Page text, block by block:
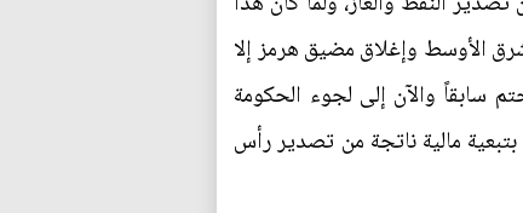
الأوسط وإغلاق مضيق هرمز إلا
سابقاً والآن إلى لجوء الحكومة
مالية ناتجة من تصدير رأس